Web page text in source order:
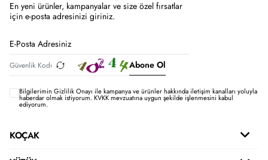
En yeni ürünler, kampanyalar ve size özel fırsatlar
için e-posta adresinizi giriniz.
Abone Ol
Bilgilerimin Gizlilik Onayı ile kampanya ve ürünler hakkında iletişim kanalları yoluyla
haberdar olmak istiyorum.KVKK mevzuatına uygun şekilde işlenmesini kabul
ediyorum.
KOÇAK